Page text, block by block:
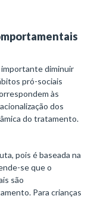
diminuir
pró-sociais
às
dos
do tratamento.
pois é baseada na
se que o
são
Para crianças